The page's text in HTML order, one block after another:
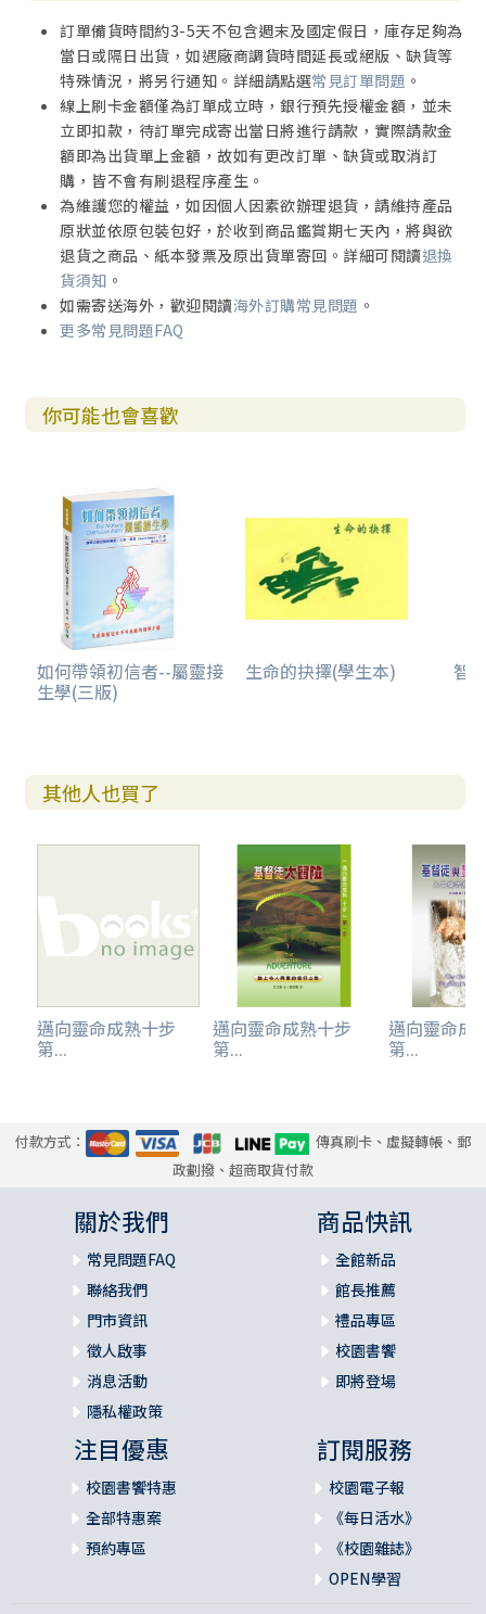
訂單備貨時間約3-5天不包含週末及國定假日，庫存足夠為
當日或隔日出貨，如遇廠商調貨時間延長或絕版、缺貨等
特殊情況，將另行通知。詳細請點選常見訂單問題 。
線上刷卡金額僅為訂單成立時，銀行預先授權金額，並未
立即扣款，待訂單完成寄出當日將進行請款，實際請款金
額即為出貨單上金額，故如有更改訂單、缺貨或取消訂
購，皆不會有刷退程序產生。
為維護您的權益，如因個人因素欲辦理退貨，請維持產品
原狀並依原包裝包好，於收到商品鑑賞期七天內，將與欲
退貨之商品、紙本發票及原出貨單寄回。詳細可閱讀退換
貨須知 。
如需寄送海外，歡迎閱讀海外訂購常見問題 。
更多常見問題FAQ
你可能也會喜歡
如何帶領初信者--屬靈接
生學(三版)
生命的抉擇(學生本) 智
其他人也買了
邁向靈命成熟十步
第...
邁向靈命成熟十步
第...
邁向靈命成
第...
付款方式：
傳真刷卡、虛擬轉帳、郵
政劃撥、超商取貨付款
關於我們
常見問題FAQ
聯絡我們
門市資訊
徵人啟事
消息活動
隱私權政策
商品快訊
全館新品
館長推薦
禮品專區
校園書饗
即將登場
注目優惠
校園書饗特惠
全部特惠案
預約專區
訂閱服務
校園電子報
《每日活水》
《校園雜誌》
OPEN學習